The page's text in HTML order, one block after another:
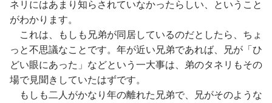
ネリにはあまり知らされていなかったらしい、ということ
がわかります。
これは、もしも兄弟が同居しているのだとしたら、ちょ
っと不思議なことです。年が近い兄弟であれば、兄が「ひ
どい眼にあった」などという一大事は、弟のタネリもその
場で見聞きしていたはずです。
もしも二人がかなり年の離れた兄弟で、兄がそのような